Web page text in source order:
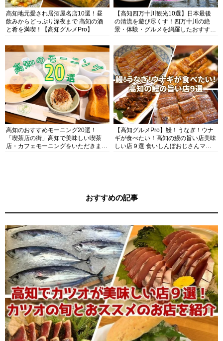
高知地元愛され居酒屋名店10選！昼
飲みからどっぷり深夜まで 高知の酒
と肴を満喫！【高知グルメPro】
【高知四万十川観光10選】日本最後
の清流を遊び尽くす！四万十川の絶
景・体験・グルメを網羅したおすすめ
高知のおすすめモーニング20選！
「喫茶店の街」高知で美味しい喫茶
店・カフェモーニングをいただきま
【高知グルメPro】鰻！うなぎ！ウナ
ギが食べたい！高知の鰻の旨い店美味
しい店９選 食いしんぼおじさんマッ
おすすめの記事